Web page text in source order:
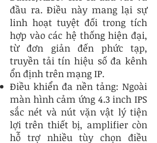
đầu ra. Điều này mang lại sự
linh hoạt tuyệt đối trong tích
hợp vào các hệ thống hiện đại,
từ đơn giản đến phức tạp,
truyền tải tín hiệu số đa kênh
ổn định trên mạng IP.
Điều khiển đa nền tảng: Ngoài
màn hình cảm ứng 4.3 inch IPS
sắc nét và nút vặn vật lý tiện
lợi trên thiết bị, amplifier còn
hỗ trợ nhiều tùy chọn điều